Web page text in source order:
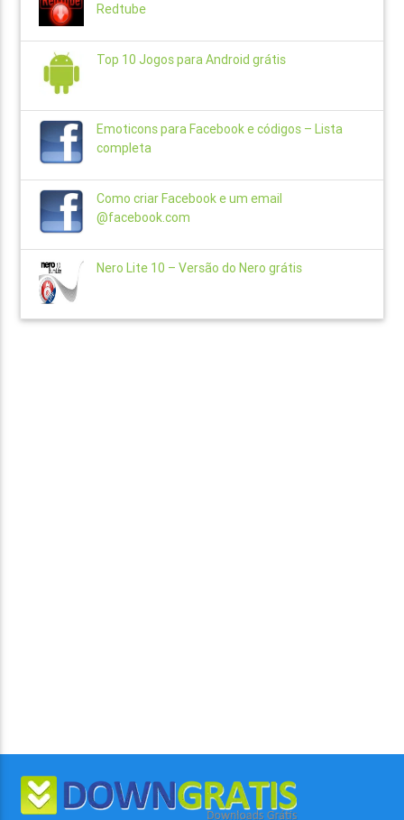
Redtube
Top 10 Jogos para Android grátis
Emoticons para Facebook e códigos – Lista
completa
Como criar Facebook e um email
@facebook.com
Nero Lite 10 – Versão do Nero grátis